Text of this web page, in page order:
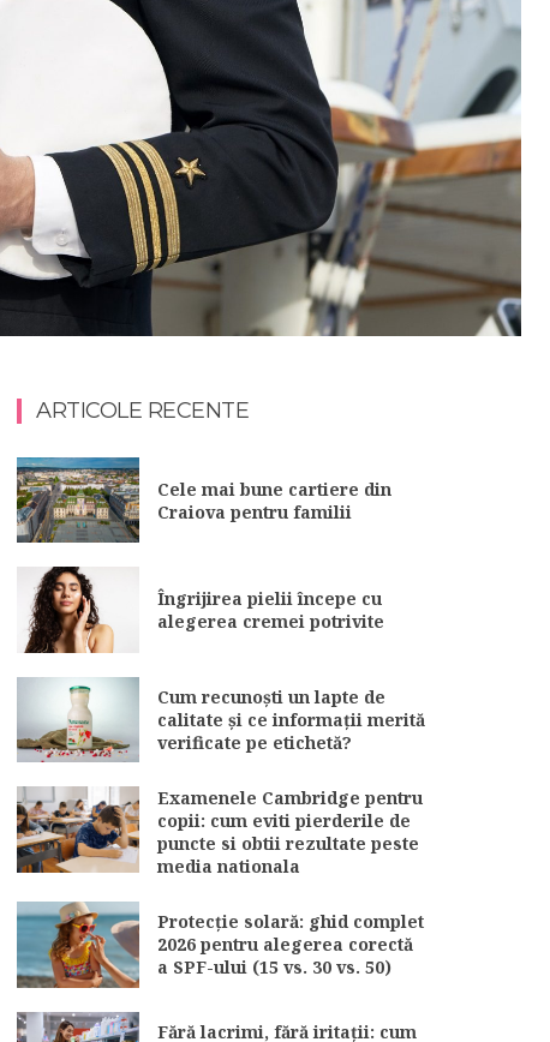
ARTICOLE RECENTE
Cele mai bune cartiere din
Craiova pentru familii
Îngrijirea pielii începe cu
alegerea cremei potrivite
Cum recunoști un lapte de
calitate și ce informații merită
verificate pe etichetă?
Examenele Cambridge pentru
copii: cum eviti pierderile de
puncte si obtii rezultate peste
media nationala
Protecție solară: ghid complet
2026 pentru alegerea corectă
a SPF-ului (15 vs. 30 vs. 50)
Fără lacrimi, fără iritații: cum